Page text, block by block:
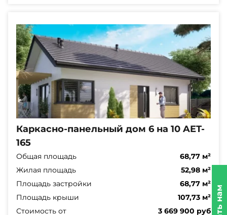
Каркасно-панельный дом 6 на 10 AET-
165
Общая площадь
68,77 м²
Жилая площадь
52,98 м²
Площадь застройки
68,77 м²
Площадь крыши
107,73 м²
Стоимость от
3 669 900 руб